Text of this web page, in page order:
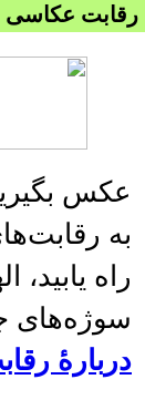
رقابت‌ عکاسی
عکس
به
راه یابید،
سوژه‌های
دربارهٔ